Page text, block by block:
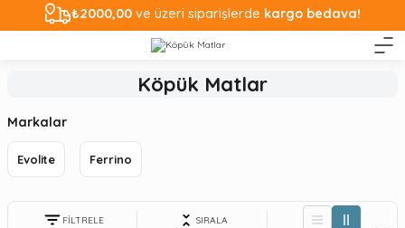
₺2000,00 ve üzeri siparişlerde kargo bedava!
Köpük Matlar
Markalar
Evolite Ferrino
FİLTRELE SIRALA